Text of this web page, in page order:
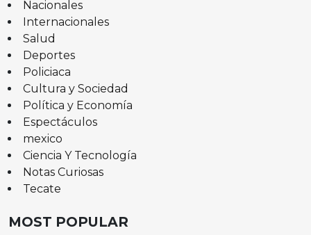
Nacionales
Internacionales
Salud
Deportes
Policiaca
Cultura y Sociedad
Política y Economía
Espectáculos
mexico
Ciencia Y Tecnología
Notas Curiosas
Tecate
MOST POPULAR